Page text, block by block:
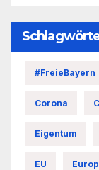
#FreieBayern
Corona
Eigentum
EU